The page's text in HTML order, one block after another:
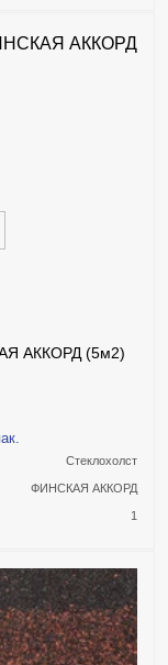
АККОРД (5м2)
Стеклохолст
ФИНСКАЯ АККОРД
1
1 КЛИК